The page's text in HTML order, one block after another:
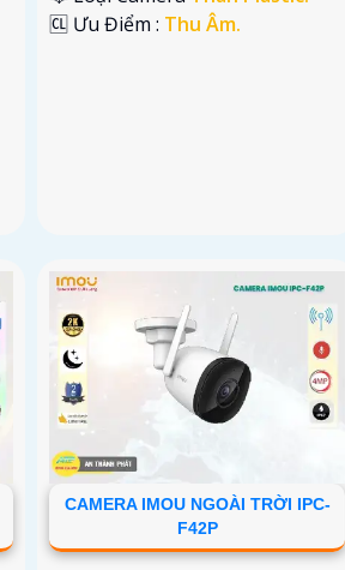
️🆑 Ưu Điểm : Thu Âm.
CAMERA IMOU NGOÀI TRỜI IPC-
F42P